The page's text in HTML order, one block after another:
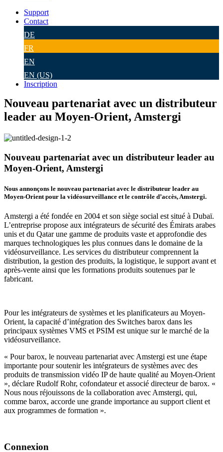
Support
Contact
DE
FR
EN
EN (US)
Inscription
Nouveau partenariat avec un distributeur
leader au Moyen-Orient, Amstergi
Nouveau partenariat avec un distributeur leader au
Moyen-Orient, Amstergi
Nous annonçons le nouveau partenariat avec le distributeur leader au
Moyen-Orient pour la vidéosurveillance et le contrôle d’accès, Amstergi.
Amstergi a été fondée en 2004 et son siège social est situé à Dubaï.
L’entreprise propose aux intégrateurs de sécurité des Émirats arabes
unis et du Qatar une gamme de produits vaste et approfondie des
marques technologiques les plus connues dans le domaine de la
vidéosurveillance. Les services du distributeur comprennent la
distribution, la gestion des produits, la logistique, le support avant et
après-vente ainsi que les formations produits soutenues par le
fabricant.
Pour les intégrateurs de systèmes et les planificateurs au Moyen-
Orient, la capacité d’intégration des Switches barox dans les
principaux systèmes VMS et PSIM est unique sur le marché de la
vidéosurveillance.
« Pour barox, le nouveau partenariat avec Amstergi est une étape
importante pour soutenir les intégrateurs de systèmes avec des
produits de transmission vidéo IP de haute qualité au Moyen-Orient
», déclare Rudolf Rohr, cofondateur et associé directeur de barox. «
Nous nous réjouissons de la collaboration avec Amstergi, qui,
comme barox, accorde une grande importance au support client et
aux programmes de formation ».
Connexion